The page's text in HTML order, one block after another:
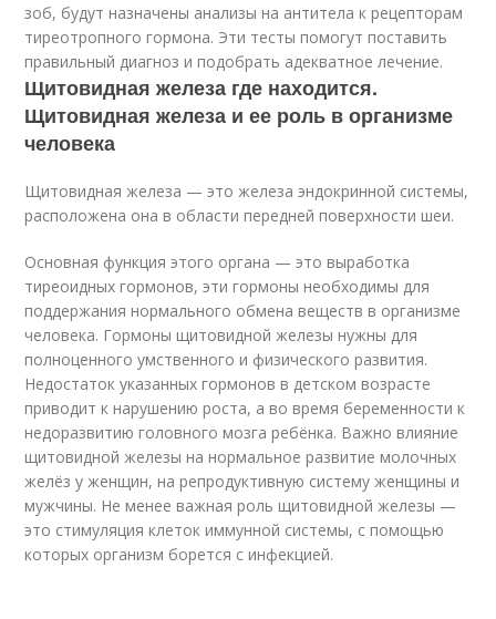
зоб, будут назначены анализы на антитела к рецепторам
тиреотропного гормона. Эти тесты помогут поставить
правильный диагноз и подобрать адекватное лечение.
Щитовидная железа где находится.
Щитовидная железа и ее роль в организме
человека
Щитовидная железа — это железа эндокринной системы,
расположена она в области передней поверхности шеи.
Основная функция этого органа — это выработка
тиреоидных гормонов, эти гормоны необходимы для
поддержания нормального обмена веществ в организме
человека. Гормоны щитовидной железы нужны для
полноценного умственного и физического развития.
Недостаток указанных гормонов в детском возрасте
приводит к нарушению роста, а во время беременности к
недоразвитию головного мозга ребёнка. Важно влияние
щитовидной железы на нормальное развитие молочных
желёз у женщин, на репродуктивную систему женщины и
мужчины. Не менее важная роль щитовидной железы —
это стимуляция клеток иммунной системы, с помощью
которых организм борется с инфекцией.